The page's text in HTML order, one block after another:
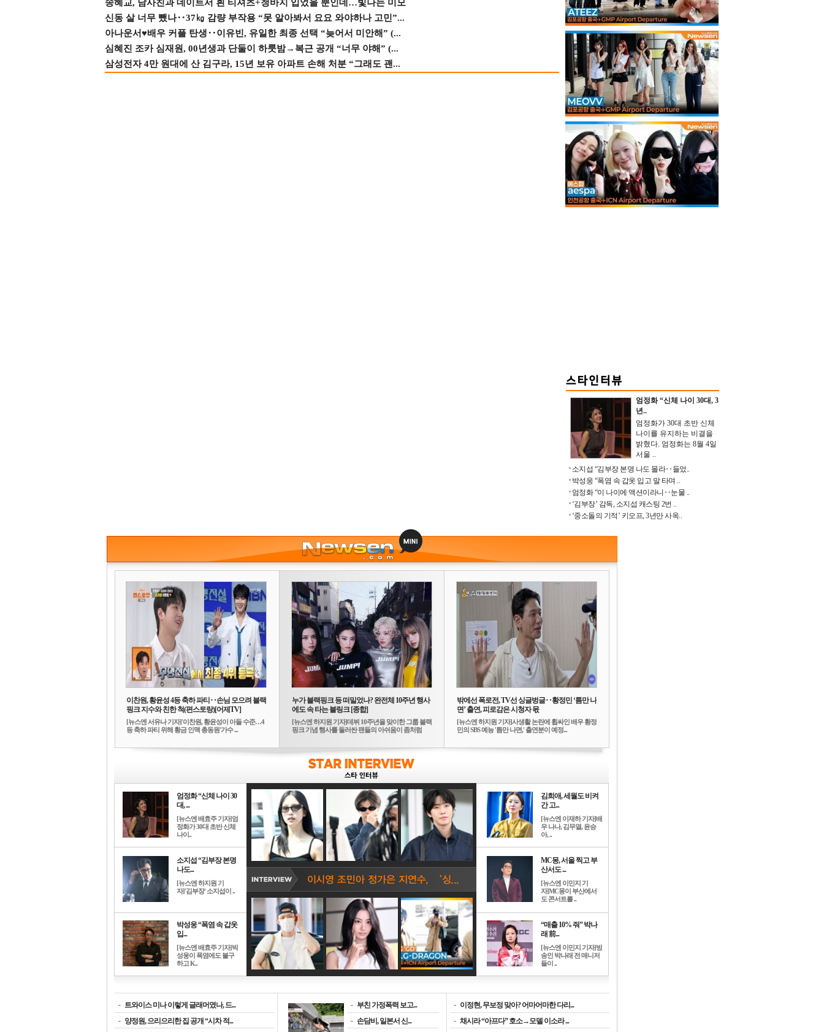
송혜교, 남사친과 데이트서 흰 티셔츠+청바지 입었을 뿐인데…빛나는 미모
신동 살 너무 뺐나‥37㎏ 감량 부작용 “못 알아봐서 요요 와야하나 고민”...
아나운서♥배우 커플 탄생‥이유빈, 유일한 최종 선택 “늦어서 미안해” (...
심혜진 조카 심재원, 00년생과 단둘이 하룻밤→복근 공개 “너무 야해” (...
삼성전자 4만 원대에 산 김구라, 15년 보유 아파트 손해 처분 “그래도 괜...
엄정화 “신체 나이 30대, 3
년..
엄정화가 30대 초반 신체
나이를 유지하는 비결을
밝혔다. 엄정화는 8월 4일
서울 ..
소지섭 “김부장 본명 나도 몰라‥들었..
박성웅 “폭염 속 갑옷 입고 말 타며 ..
엄정화 “이 나이에 액션이라니‥눈물 ..
‘김부장’ 감독, 소지섭 캐스팅 2번 ..
‘중소돌의 기적’ 키오프, 3년만 사옥..
이찬원, 황윤성 4등 축하 파티‥손님 모으려 블랙
핑크 지수와 친한 척(편스토랑)[어제TV]
[뉴스엔 서유나 기자]'이찬원, 황윤성이 아들 수준…4
등 축하 파티 위해 황금 인맥 총동원'가수 ...
누가 블랙핑크 등 떠밀었나? 완전체 10주년 행사
에도 속 타는 블링크 [종합]
[뉴스엔 하지원 기자]데뷔 10주년을 맞이한 그룹 블랙
핑크 기념 행사를 둘러싼 팬들의 아쉬움이 좀처럼
밖에선 폭로전, TV선 싱글벙글‥황정민 ‘틈만 나
면’ 출연, 피로감은 시청자 몫
[뉴스엔 하지원 기자]사생활 논란에 휩싸인 배우 황정
민의 SBS 예능 '틈만 나면,' 출연분이 예정...
엄정화 “신체 나이 30
대, ...
[뉴스엔 배효주 기자]엄
정화가 30대 초반 신체
나이..
소지섭 “김부장 본명
나도...
[뉴스엔 하지원 기
자]'김부장' 소지섭이 ..
박성웅 “폭염 속 갑옷
입...
[뉴스엔 배효주 기자]박
성웅이 폭염에도 불구
하고 K..
김희애, 세월도 비켜
간 고...
[뉴스엔 이재하 기자]배
우 나나, 김무열, 윤승
아, ..
MC몽, 서울 찍고 부
산서도 ...
[뉴스엔 이민지 기
자]MC몽이 부산에서
도 콘서트를 ..
“매출 10% 줘” 박나
래 前...
[뉴스엔 이민지 기자]방
송인 박나래 전 매니저
들이 ..
- 트와이스 미나 이렇게 글래머였나, 드...
- 양정원, 으리으리한 집 공개 “시차 적...
- 부친 가정폭력 보고...
- 손담비, 일본서 신...
- 이정현, 무보정 맞아? 어마어마한 다리...
- 채시라 “아프다” 호소→모델 이소라 ...